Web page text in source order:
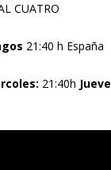
CUATRO
21:40 h España
21:40h